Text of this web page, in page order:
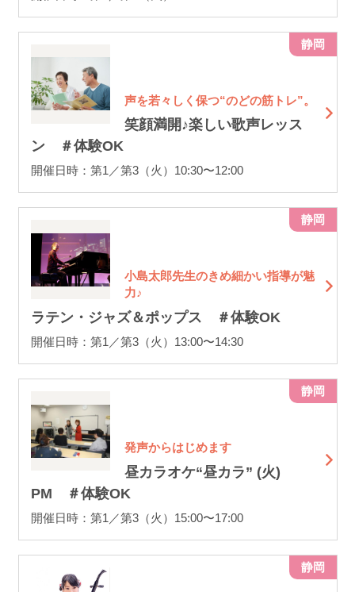
声を若々しく保つ“のどの筋トレ”。
笑顔満開♪楽しい歌声レッス
ン ＃体験OK
開催日時：第1／第3（火）10:30〜12:00
静岡
小島太郎先生のきめ細かい指導が魅
力♪
ラテン・ジャズ＆ポップス ＃体験OK
開催日時：第1／第3（火）13:00〜14:30
静岡
発声からはじめます
昼カラオケ“昼カラ” (火)
PM ＃体験OK
開催日時：第1／第3（火）15:00〜17:00
静岡
静岡